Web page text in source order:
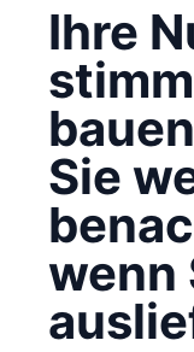
Ihre
Sie
wenn